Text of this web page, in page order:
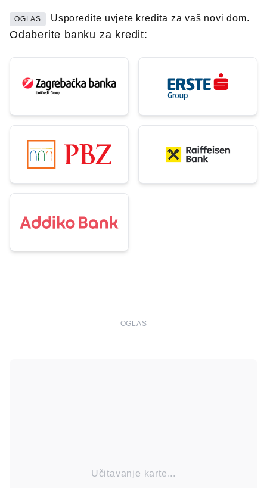
OGLAS Usporedite uvjete kredita za vaš novi dom.
Odaberite banku za kredit:
OGLAS
Učitavanje karte...